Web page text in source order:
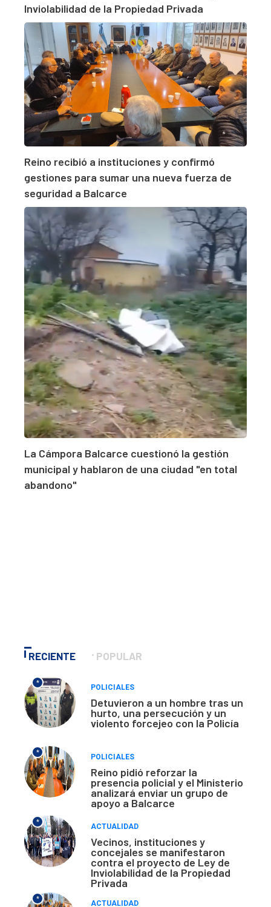
Inviolabilidad de la Propiedad Privada
Reino recibió a instituciones y confirmó
gestiones para sumar una nueva fuerza de
seguridad a Balcarce
La Cámpora Balcarce cuestionó la gestión
municipal y hablaron de una ciudad "en total
abandono"
RECIENTE POPULAR
*
POLICIALES
Detuvieron a un hombre tras un
hurto, una persecución y un
violento forcejeo con la Policía
*
POLICIALES
Reino pidió reforzar la
presencia policial y el Ministerio
analizará enviar un grupo de
apoyo a Balcarce
*
ACTUALIDAD
Vecinos, instituciones y
concejales se manifestaron
contra el proyecto de Ley de
Inviolabilidad de la Propiedad
Privada
*
ACTUALIDAD